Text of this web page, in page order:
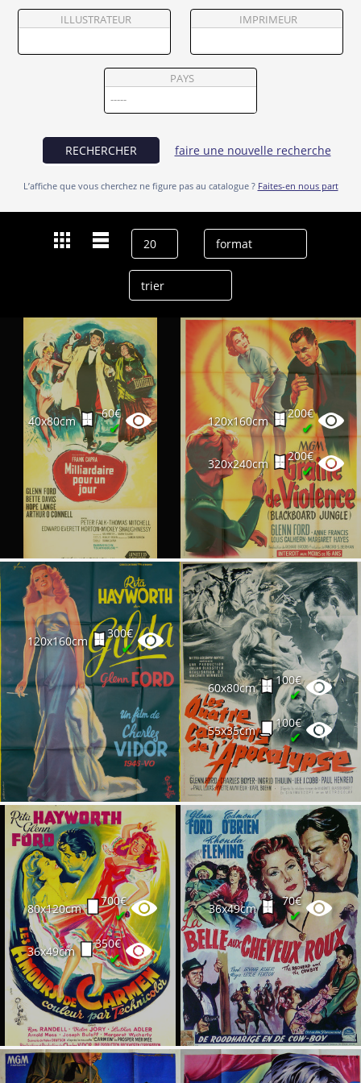
Vendre
ILLUSTRATEUR IMPRIMEUR
PAYS
RECHERCHER faire une nouvelle recherche
L’affiche que vous cherchez ne figure pas au catalogue ? Faites-en nous part
40x80cm
60€
✔ 120x160cm
200€
✔
320x240cm
200€
✔
120x160cm
300€
✔
60x80cm
100€
✔
55x35cm
100€
✔
80x120cm
700€
✔
36x49cm
350€
✔
36x49cm
70€
✔